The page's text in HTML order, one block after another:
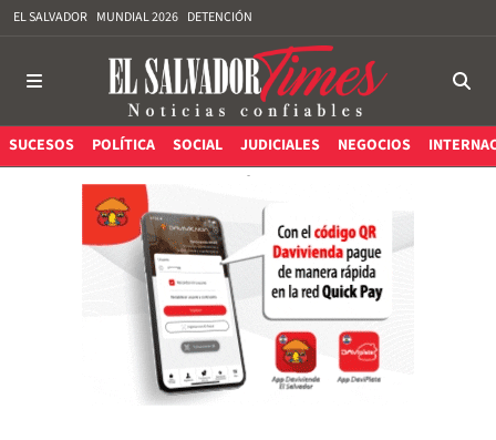
EL SALVADOR MUNDIAL 2026 DETENCIÓN
SUCESOS POLÍTICA SOCIAL JUDICIALES NEGOCIOS